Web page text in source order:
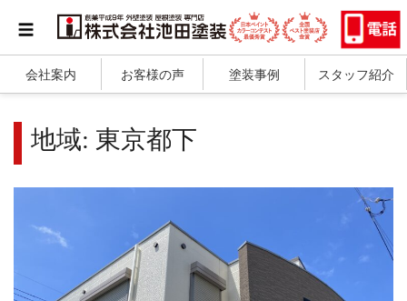
会社案内 お客様の声 塗装事例 スタッフ紹介
地域: 東京都下